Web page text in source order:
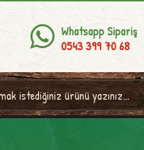
Whatsapp Sipariş
0543 399 70 68